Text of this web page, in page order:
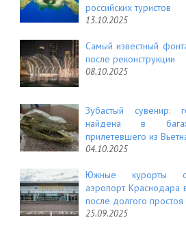
российских туристов
13.10.2025
Самый известный
после реконструкции
08.10.2025
Зубастый сувенир:
найдена в
прилетевшего из
04.10.2025
Южные курорты
аэропорт Краснодара
после долгого простоя
25.09.2025